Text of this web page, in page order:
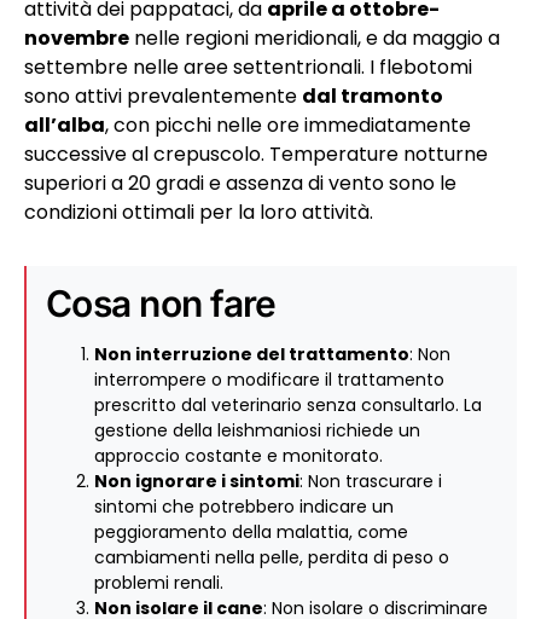
attività dei pappataci, da aprile a ottobre-
novembre nelle regioni meridionali, e da maggio a
settembre nelle aree settentrionali. I flebotomi
sono attivi prevalentemente dal tramonto
all’alba, con picchi nelle ore immediatamente
successive al crepuscolo. Temperature notturne
superiori a 20 gradi e assenza di vento sono le
condizioni ottimali per la loro attività.
Cosa non fare
Non interruzione del trattamento: Non
interrompere o modificare il trattamento
prescritto dal veterinario senza consultarlo. La
gestione della leishmaniosi richiede un
approccio costante e monitorato.
Non ignorare i sintomi: Non trascurare i
sintomi che potrebbero indicare un
peggioramento della malattia, come
cambiamenti nella pelle, perdita di peso o
problemi renali.
Non isolare il cane: Non isolare o discriminare